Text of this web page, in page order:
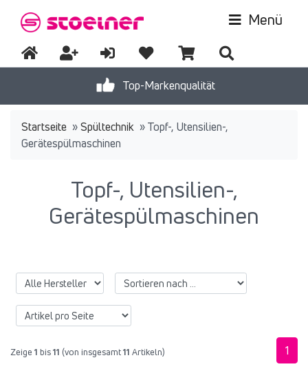
Top-Markenqualität
Menü
Startseite »Spültechnik »Topf-, Utensilien-,
Gerätespülmaschinen
Topf-, Utensilien-,
Gerätespülmaschinen
Zeige 1 bis11 (von insgesamt11 Artikeln) 1